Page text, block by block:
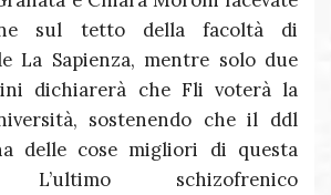
sul tetto della facoltà di
La Sapienza, mentre solo due
dichiarerà che Fli voterà la
sostenendo che il ddl
delle cose migliori di questa
L’ultimo schizofrenico